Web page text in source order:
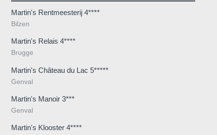
Martin's Rentmeesterij 4****
Bilzen
Martin's Relais 4****
Brugge
Martin's Château du Lac 5*****
Genval
Martin's Manoir 3***
Genval
Martin's Klooster 4****